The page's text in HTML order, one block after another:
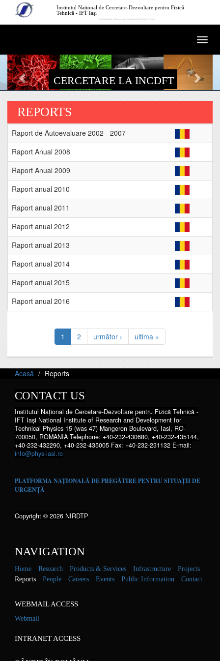
Mergi la conţinutul principalInstitutul Național de Cercetare-Dezvoltare pentru Fizică
Tehnică - IFT Iaşi
National Institute of Research and Development for Technical Physics
CERCETARE LA INCDFT
REPORTS
Raport de Autoevaluare 2002 - 2007
Raport Anual 2008
Raport Anual 2009
Raport anual 2010
Raport anual 2011
Raport anual 2012
Raport anual 2013
Raport anual 2014
Raport anual 2015
Raport anual 2016
1 2 următor › ultima »
Acasă Reports
CONTACT US
Institutul Național de Cercetare-Dezvoltare pentru Fizică Tehnică -
IFT Iaşi National Institute of Research and Development for
Technical Physics 15 (was 47) Mangeron Boulevard, Iasi, RO-
700050, ROMANIA Telephone: +40-232-430680, +40-232-435144,
+40-232-432290, +40-232-435005 Fax: +40-232-231132 E-mail:
info@phys-iasi.ro
PLATFORMA NAȚIONALĂ DE PREGĂTIRE PENTRU SITUAȚII DE
URGENȚĂ
Copyright © 2026 NIRDTP
NAVIGATION
Home Research Products & Services Infrastructure
Projects
Reports
People Careers Events Public Information Contact
WEBMAIL ACCESS
Webmail
INTRANET ACCESS